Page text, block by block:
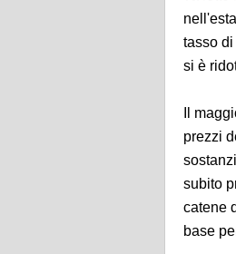
tasso
si è
Il
prezzi
subito
catene
base